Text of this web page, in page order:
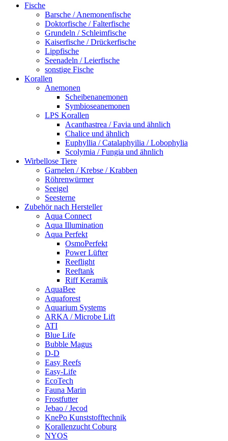
Fische
Barsche / Anemonenfische
Doktorfische / Falterfische
Grundeln / Schleimfische
Kaiserfische / Drückerfische
Lippfische
Seenadeln / Leierfische
sonstige Fische
Korallen
Anemonen
Scheibenanemonen
Symbioseanemonen
LPS Korallen
Acanthastrea / Favia und ähnlich
Chalice und ähnlich
Euphyllia / Catalaphyilia / Lobophylia
Scolymia / Fungia und ähnlich
Wirbellose Tiere
Garnelen / Krebse / Krabben
Röhrenwürmer
Seeigel
Seesterne
Zubehör nach Hersteller
Aqua Connect
Aqua Illumination
Aqua Perfekt
OsmoPerfekt
Power Lüfter
Reeflight
Reeftank
Riff Keramik
AquaBee
Aquaforest
Aquarium Systems
ARKA / Microbe Lift
ATI
Blue Life
Bubble Magus
D-D
Easy Reefs
Easy-Life
EcoTech
Fauna Marin
Frostfutter
Jebao / Jecod
KnePo Kunststofftechnik
Korallenzucht Coburg
NYOS